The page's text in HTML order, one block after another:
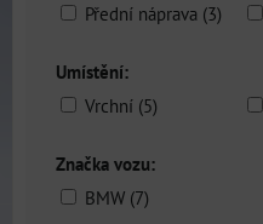
Přední náprava (3)
Umístění:
Vrchní (5)
Značka vozu:
BMW (7)